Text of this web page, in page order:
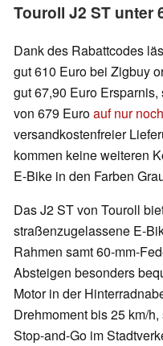
Touroll J2 ST unter
Dank des Rabattcodes
gut 610 Euro bei Zigbuy
gut 67,90 Euro
von 679 Euroauf nur
versandkostenfreier
kommen keine weiteren
E-Bike in den Farben
Das J2 ST von Touroll
straßenzugelassene E-
Rahmen samt 60-mm-
Absteigen besonders
Motor in der
Drehmoment bis 25 km/
Stop-and-Go im